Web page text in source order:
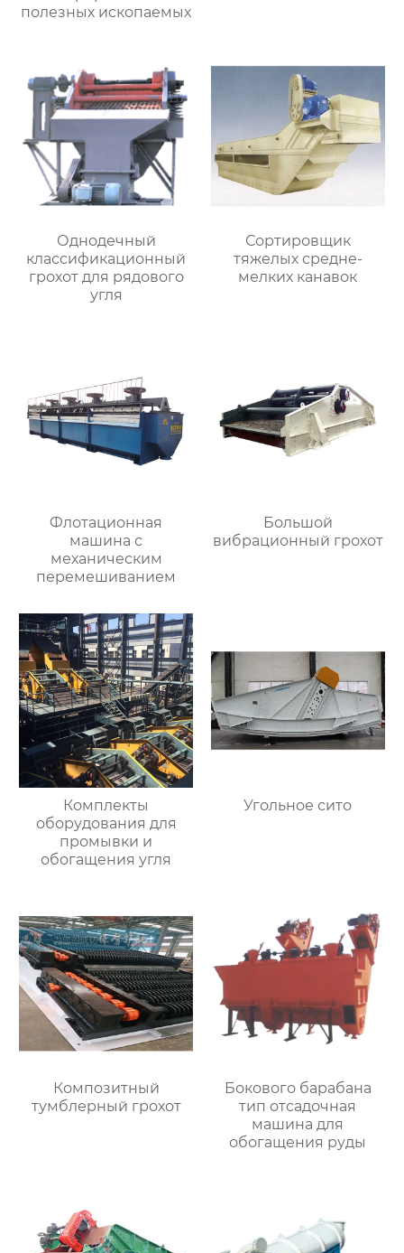
полезных ископаемых
Однодечный
классификационный
грохот для рядового
угля
Сортировщик
тяжелых средне-
мелких канавок
Флотационная
машина с
механическим
перемешиванием
Большой
вибрационный грохот
Комплекты
оборудования для
промывки и
обогащения угля
Угольное сито
Композитный
тумблерный грохот
Бокового барабана
тип отсадочная
машина для
обогащения руды